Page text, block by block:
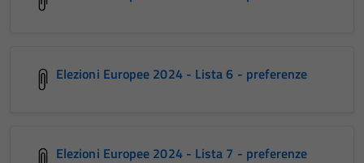
Elezioni Europee 2024 - Lista 6 - preferenze
Elezioni Europee 2024 - Lista 7 - preferenze